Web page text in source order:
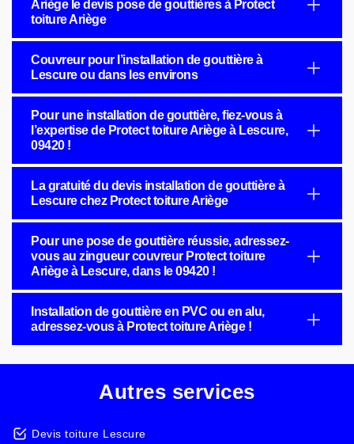
Ariège le devis pose de gouttières à Protect
toiture Ariège
Couvreur pour l’installation de gouttière à
Lescure ou dans les environs
Pour une installation de gouttière, fiez-vous à
l’expertise de Protect toiture Ariège à Lescure,
09420 !
La gratuité du devis installation de gouttière à
Lescure chez Protect toiture Ariège
Pour une pose de gouttière réussie, adressez-
vous au zingueur couvreur Protect toiture
Ariège à Lescure, dans le 09420 !
Installation de gouttière en PVC ou en alu,
adressez-vous à Protect toiture Ariège !
Autres services
Devis toiture Lescure